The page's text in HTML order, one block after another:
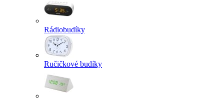
Rádiobudíky
Ručičkové budíky